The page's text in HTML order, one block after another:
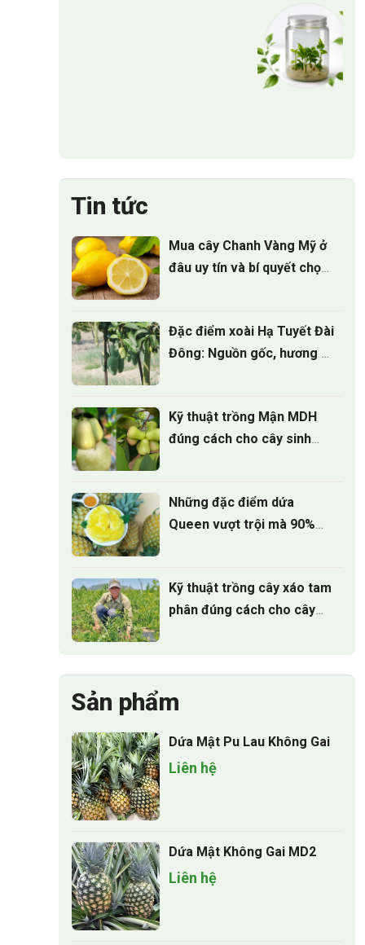
Tin tức
Mua cây Chanh Vàng Mỹ ở
đâu uy tín và bí quyết chọn
Đặc điểm xoài Hạ Tuyết Đài
Đông: Nguồn gốc, hương vị
Kỹ thuật trồng Mận MDH
đúng cách cho cây sinh
Những đặc điểm dứa
Queen vượt trội mà 90%
Kỹ thuật trồng cây xáo tam
phân đúng cách cho cây
Sản phẩm
Dứa Mật Pu Lau Không Gai
Liên hệ
Dứa Mật Không Gai MD2
Liên hệ